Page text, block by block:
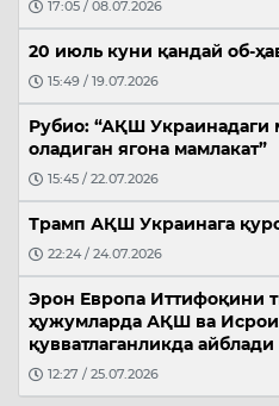
17:05 / 08.07.2026
20 июль куни қандай об-
15:49 / 19.07.2026
Рубио: “АҚШ Украинадаги
оладиган ягона мамлакат”
15:45 / 22.07.2026
Трамп АҚШ Украинага
22:24 / 24.07.2026
Эрон Европа Иттифоқини
ҳужумларда АҚШ ва
қувватлаганликда айблади
12:27 / 25.07.2026